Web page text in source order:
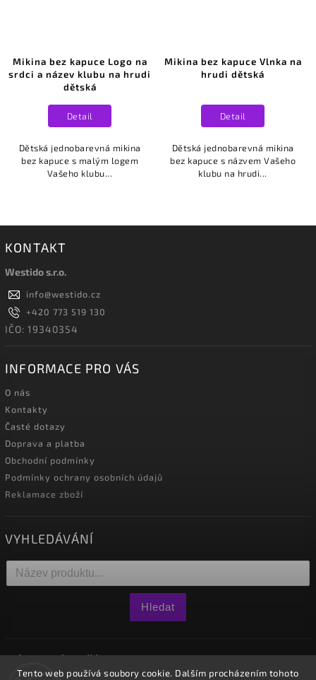
Tento web používá soubory cookie. Dalším procházením tohoto
Mikina bez kapuce Logo na
srdci a název klubu na hrudi
dětská
Detail
Dětská jednobarevná mikina
bez kapuce s malým logem
Vašeho klubu...
Mikina bez kapuce Vlnka na
hrudi dětská
Detail
Dětská jednobarevná mikina
bez kapuce s názvem Vašeho
klubu na hrudi...
KONTAKT
Westido s.r.o.
info@westido.cz
+420 773 519 130
IČO: 19340354
INFORMACE PRO VÁS
O nás
Kontakty
Časté dotazy
Doprava a platba
Obchodní podmínky
Podmínky ochrany osobních údajů
Reklamace zboží
VYHLEDÁVÁNÍ
Hledat